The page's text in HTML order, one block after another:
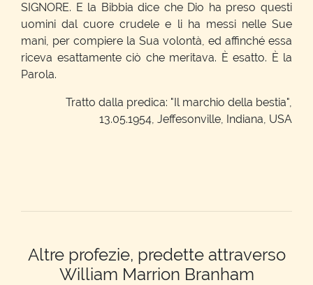
SIGNORE. E la Bibbia dice che Dio ha preso questi
uomini dal cuore crudele e li ha messi nelle Sue
mani, per compiere la Sua volontà, ed affinché essa
riceva esattamente ciò che meritava. È esatto. È la
Parola.
Tratto dalla predica: "Il marchio della bestia",
13.05.1954, Jeffesonville, Indiana, USA
Altre profezie, predette attraverso
William Marrion Branham